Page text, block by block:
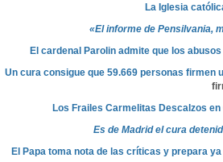
La Iglesia
«El informe de Pensilvania,
El cardenal Parolin admite que los
Un cura consigue que 59.669 personas firmen
Los Frailes Carmelitas Descalzos
Es de Madrid el cura
El Papa toma nota de las críticas y prepara